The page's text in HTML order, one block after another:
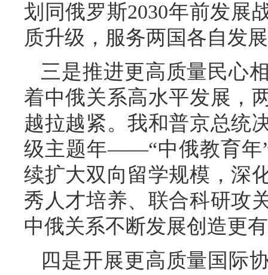
划同俄罗斯2030年前发展
质升级，服务两国各自发
三是推进更高质量民心
着中俄关系高水平发展，
越拉越紧。我和普京总统
级主题年——“中俄教育年
续扩大双向留学规模，深
秀人才培养、联合科研攻
中俄关系不断发展创造更
四是开展更高质量国际